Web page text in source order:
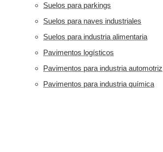
Suelos para parkings
Suelos para naves industriales
Suelos para industria alimentaria
Pavimentos logísticos
Pavimentos para industria automotriz
Pavimentos para industria química